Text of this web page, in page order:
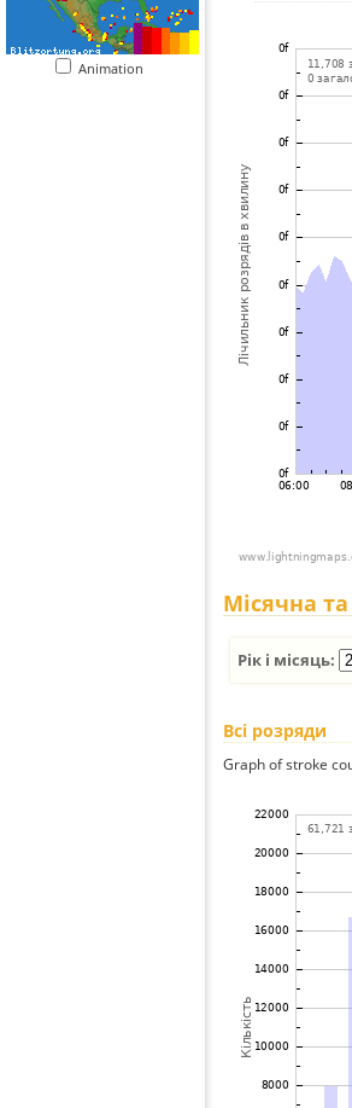
Animation
Місячна та
Рік і місяць:
Всі розряди
Graph of stroke